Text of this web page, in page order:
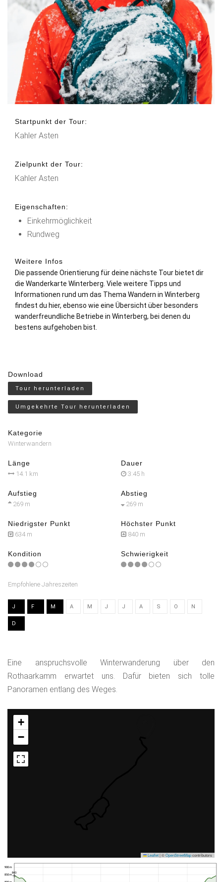
Startpunkt der Tour:
Kahler Asten
Zielpunkt der Tour:
Kahler Asten
Eigenschaften:
Einkehrmöglichkeit
Rundweg
Weitere Infos
Die passende Orientierung für deine nächste Tour bietet dir
die Wanderkarte Winterberg . Viele weitere Tipps und
Informationen rund um das Thema Wandern in Winterberg
findest du hier, ebenso wie eine Übersicht über besonders
wanderfreundliche Betriebe in Winterberg, bei denen du
bestens aufgehoben bist.
Download
Tour herunterladen
Umgekehrte Tour herunterladen
Kategorie
Winterwandern
Länge
14.1 km
Dauer
3:45 h
Aufstieg
269 m
Abstieg
269 m
Niedrigster Punkt
634 m
Höchster Punkt
840 m
Kondition Schwierigkeit
Empfohlene Jahreszeiten
J F M A M J J A S O N
D
Eine anspruchsvolle Winterwanderung über den
Rothaarkamm erwartet uns. Dafür bieten sich tolle
Panoramen entlang des Weges.
+
−
Leaflet|©OpenStreetMapcontributors
850 m
900 m
843